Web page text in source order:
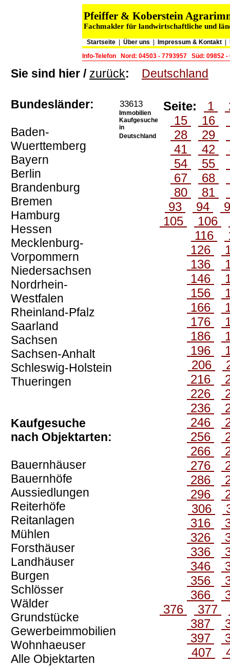
Pfeiffer & Koberstein
Fachmakler für landwirtschaftliche und
Startseite| Über uns Impressum & Kontakt|
Info-Telefon
Nord: 04503 - 7793957 Süd: 09852 -
Sie sind hier / zurück: Deutschland
Bundesländer:
Baden-
Wuerttemberg
Bayern
Berlin
Brandenburg
Bremen
Hamburg
Hessen
Mecklenburg-
Vorpommern
Niedersachsen
Nordrhein-
Westfalen
Rheinland-Pfalz
Saarland
Sachsen
Sachsen-Anhalt
Schleswig-Holstein
Thueringen
Kaufgesuche
nach Objektarten:
Bauernhäuser
Bauernhöfe
Aussiedlungen
Reiterhöfe
Reitanlagen
Mühlen
Forsthäuser
Landhäuser
Burgen
Schlösser
Wälder
Grundstücke
Gewerbeimmobilien
Wohnhaeuser
Alle Objektarten
33613
Immobilien
Kaufgesuche
in
Deutschland
Seite: 1
15
16
28
29
41
42
54
55
67
68
80
81
93
94
105
106
116
126
136
146
156
166
176
186
196
206
216
226
236
246
256
266
276
286
296
306
316
326
336
346
356
366
376
377
387
397
407